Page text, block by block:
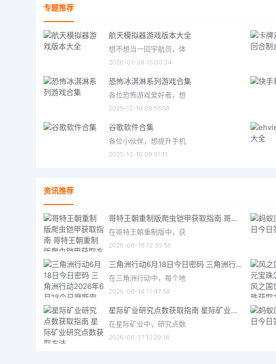
专题推荐
航天模拟器游戏版本大全
想不想当一回宇航员，体
2026-01-08 15:00:34
恐怖冰淇淋系列游戏合集
各位恐怖游戏爱好者，想
2025-12-19 09:55:58
谷歌软件合集
各位小伙伴，想提升手机
2025-12-10 09:51:11
资讯推荐
哥特王朝重制版爬虫铠甲获取指南 哥特王朝重制版爬虫铠甲获取方法
在哥特王朝重制版中，获
2026-06-18 12:30:56
三角洲行动6月18日今日密码 三角洲行动2026年6月18今日摩斯密码分享
在三角洲行动中，每个地
2026-06-18 11:47:58
星际矿业研究点数获取指南 星际矿业研究点数获取方法
在星际矿业中，研究点数
2026-06-17 12:29:16